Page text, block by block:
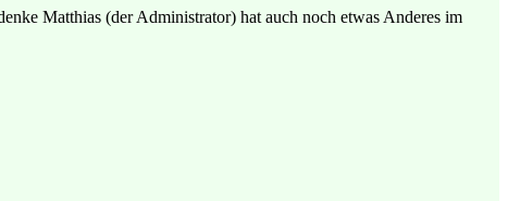
Matthias (der Administrator) hat auch noch etwas Anderes im